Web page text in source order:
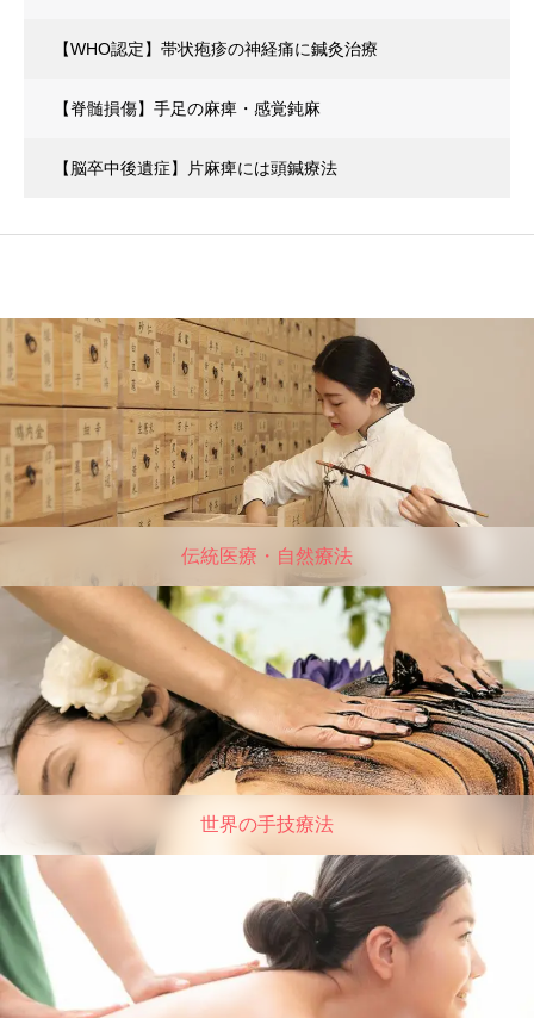
【WHO認定】帯状疱疹の神経痛に鍼灸治療
【脊髄損傷】手足の麻痺・感覚鈍麻
【脳卒中後遺症】片麻痺には頭鍼療法
伝統医療・自然療法
世界の手技療法